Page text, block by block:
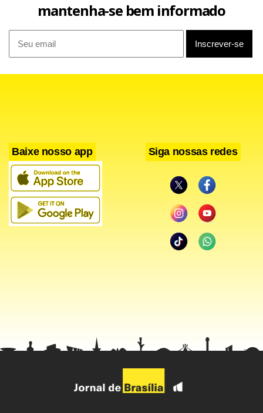
mantenha-se bem informado
Baixe nosso app Siga nossas redes